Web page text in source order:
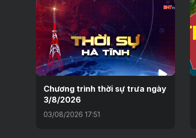
Chương trình thời sự trưa ngày
3/8/2026
03/08/2026 17:51